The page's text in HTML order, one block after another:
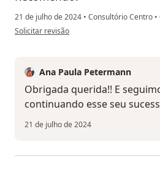
21 de julho de 2024 • Consultório Centro •
na opinião do utilizador Dorimar Santos
Solicitar revisão
Ana Paula Petermann
Obrigada querida!! E
continuando esse seu
21 de julho de 2024